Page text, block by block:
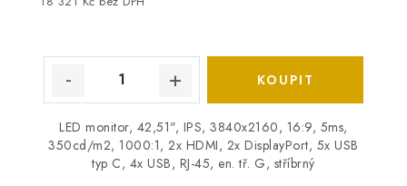
LED monitor, 42,51", IPS, 3840x2160, 16:9, 5ms,
350cd/m2, 1000:1, 2x HDMI, 2x DisplayPort, 5x USB
typ C, 4x USB, RJ-45, en. tř. G, stříbrný